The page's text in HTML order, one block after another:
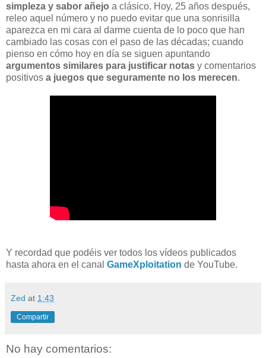
simpleza y sabor añejo a clásico. Hoy, 25 años después,
releo aquel número y no puedo evitar que una sonrisilla
aparezca en mi cara al darme cuenta de lo poco que han
cambiado las cosas con el paso de las décadas; cuando
pienso en cómo hoy en día se siguen apuntando
argumentos similares para justificar notas y comentarios
positivos a juegos que seguramente no los merecen.
Y recordad que podéis ver todos los vídeos publicados
hasta ahora en el canal GameXploitation de YouTube.
Zed at 1:43
Compartir
No hay comentarios: